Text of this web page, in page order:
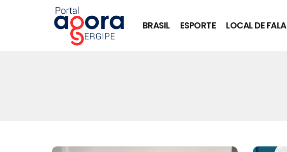
BRASIL ESPORTE LOCAL DE FALA